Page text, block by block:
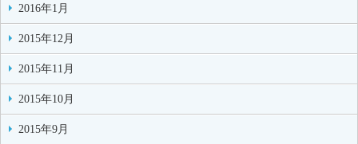
2016年1月
2015年12月
2015年11月
2015年10月
2015年9月